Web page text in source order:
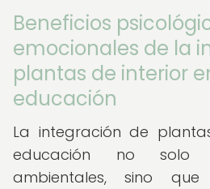
Beneficios
emocionales de la
plantas de interior
educación
La integración de
educación no solo
ambientales, sino